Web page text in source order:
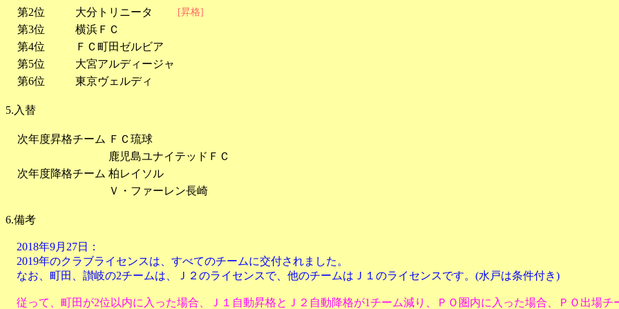
第2位 大分トリニータ [昇格]
第3位
横浜ＦＣ
第4位
ＦＣ町田ゼルビア
第5位
大宮アルディージャ
第6位
東京ヴェルディ
5.入替
次年度昇格チーム ＦＣ琉球
鹿児島ユナイテッドＦＣ
次年度降格チーム 柏レイソル
Ｖ・ファーレン長崎
6.備考
2018年9月27日：
2019年のクラブライセンスは、すべてのチームに交付されました。
なお、町田、讃岐の2チームは、Ｊ２のライセンスで、他のチームはＪ１のライセンスです。(水戸は条件付き)
従って、町田が2位以内に入った場合、Ｊ１自動昇格とＪ２自動降格が1チーム減り、ＰＯ圏内に入った場合、ＰＯ出場チ